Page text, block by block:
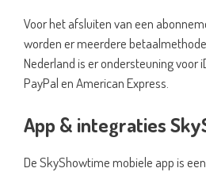
Voor het afsluiten van een
worden er meerdere
Nederland is er ondersteuning voor
PayPal en American Express.
App & integraties
De SkyShowtime mobiele app is